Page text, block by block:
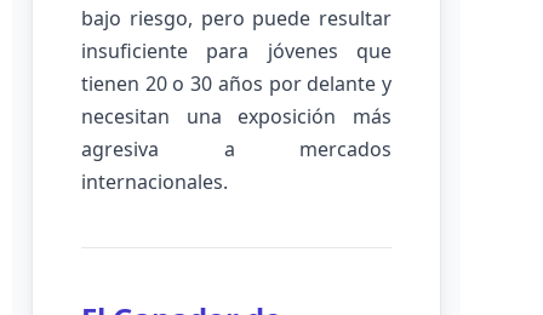
bajo riesgo, pero puede resultar
insuficiente para jóvenes que
tienen 20 o 30 años por delante y
necesitan una exposición más
agresiva a mercados
internacionales.